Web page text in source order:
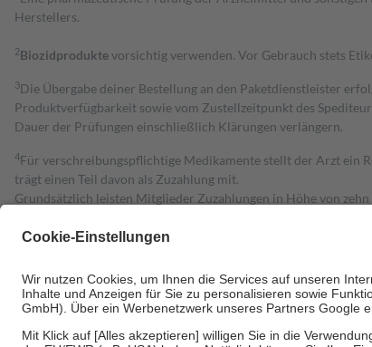
Herstellers.
2Biozidproduktevorsichtig verwenden. Vor Gebrauch stets
3Die Übergabe deiner Bestellung an den Paketdienstleister
Produktverfügbarkeit sowie vom Zustellzeitpunkt des
Dauer der Prüfungen einschließlich Klärungen verlängern.
4Für verschreibungspflichtige Medikamente stellt der Arzt ein
trägt einen Teil davon als Zuzahlung mit.
Grundsätzlich leisten Mitglieder Zuzahlungen in Höhe von zehn
Diese Regeln gelten grundsätzlich auch für Online-Apotheken.
Um das Engagement der Versicherten für ihre eigene
• Kindern und Jugendlichen bis zum vollendeten 18.
• Untersuchungen zur Vorsorge und Früherkennung, die von
• empfohlenen Schutzimpfungen